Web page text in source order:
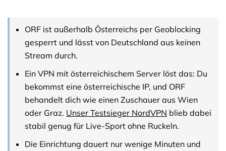
ORF ist außerhalb Österreichs per Geoblocking
gesperrt und lässt von Deutschland aus keinen
Stream durch.
Ein VPN mit österreichischem Server löst das: Du
bekommst eine österreichische IP, und ORF
behandelt dich wie einen Zuschauer aus Wien
oder Graz. Unser Testsieger NordVPN blieb dabei
stabil genug für Live-Sport ohne Ruckeln.
Die Einrichtung dauert nur wenige Minuten und